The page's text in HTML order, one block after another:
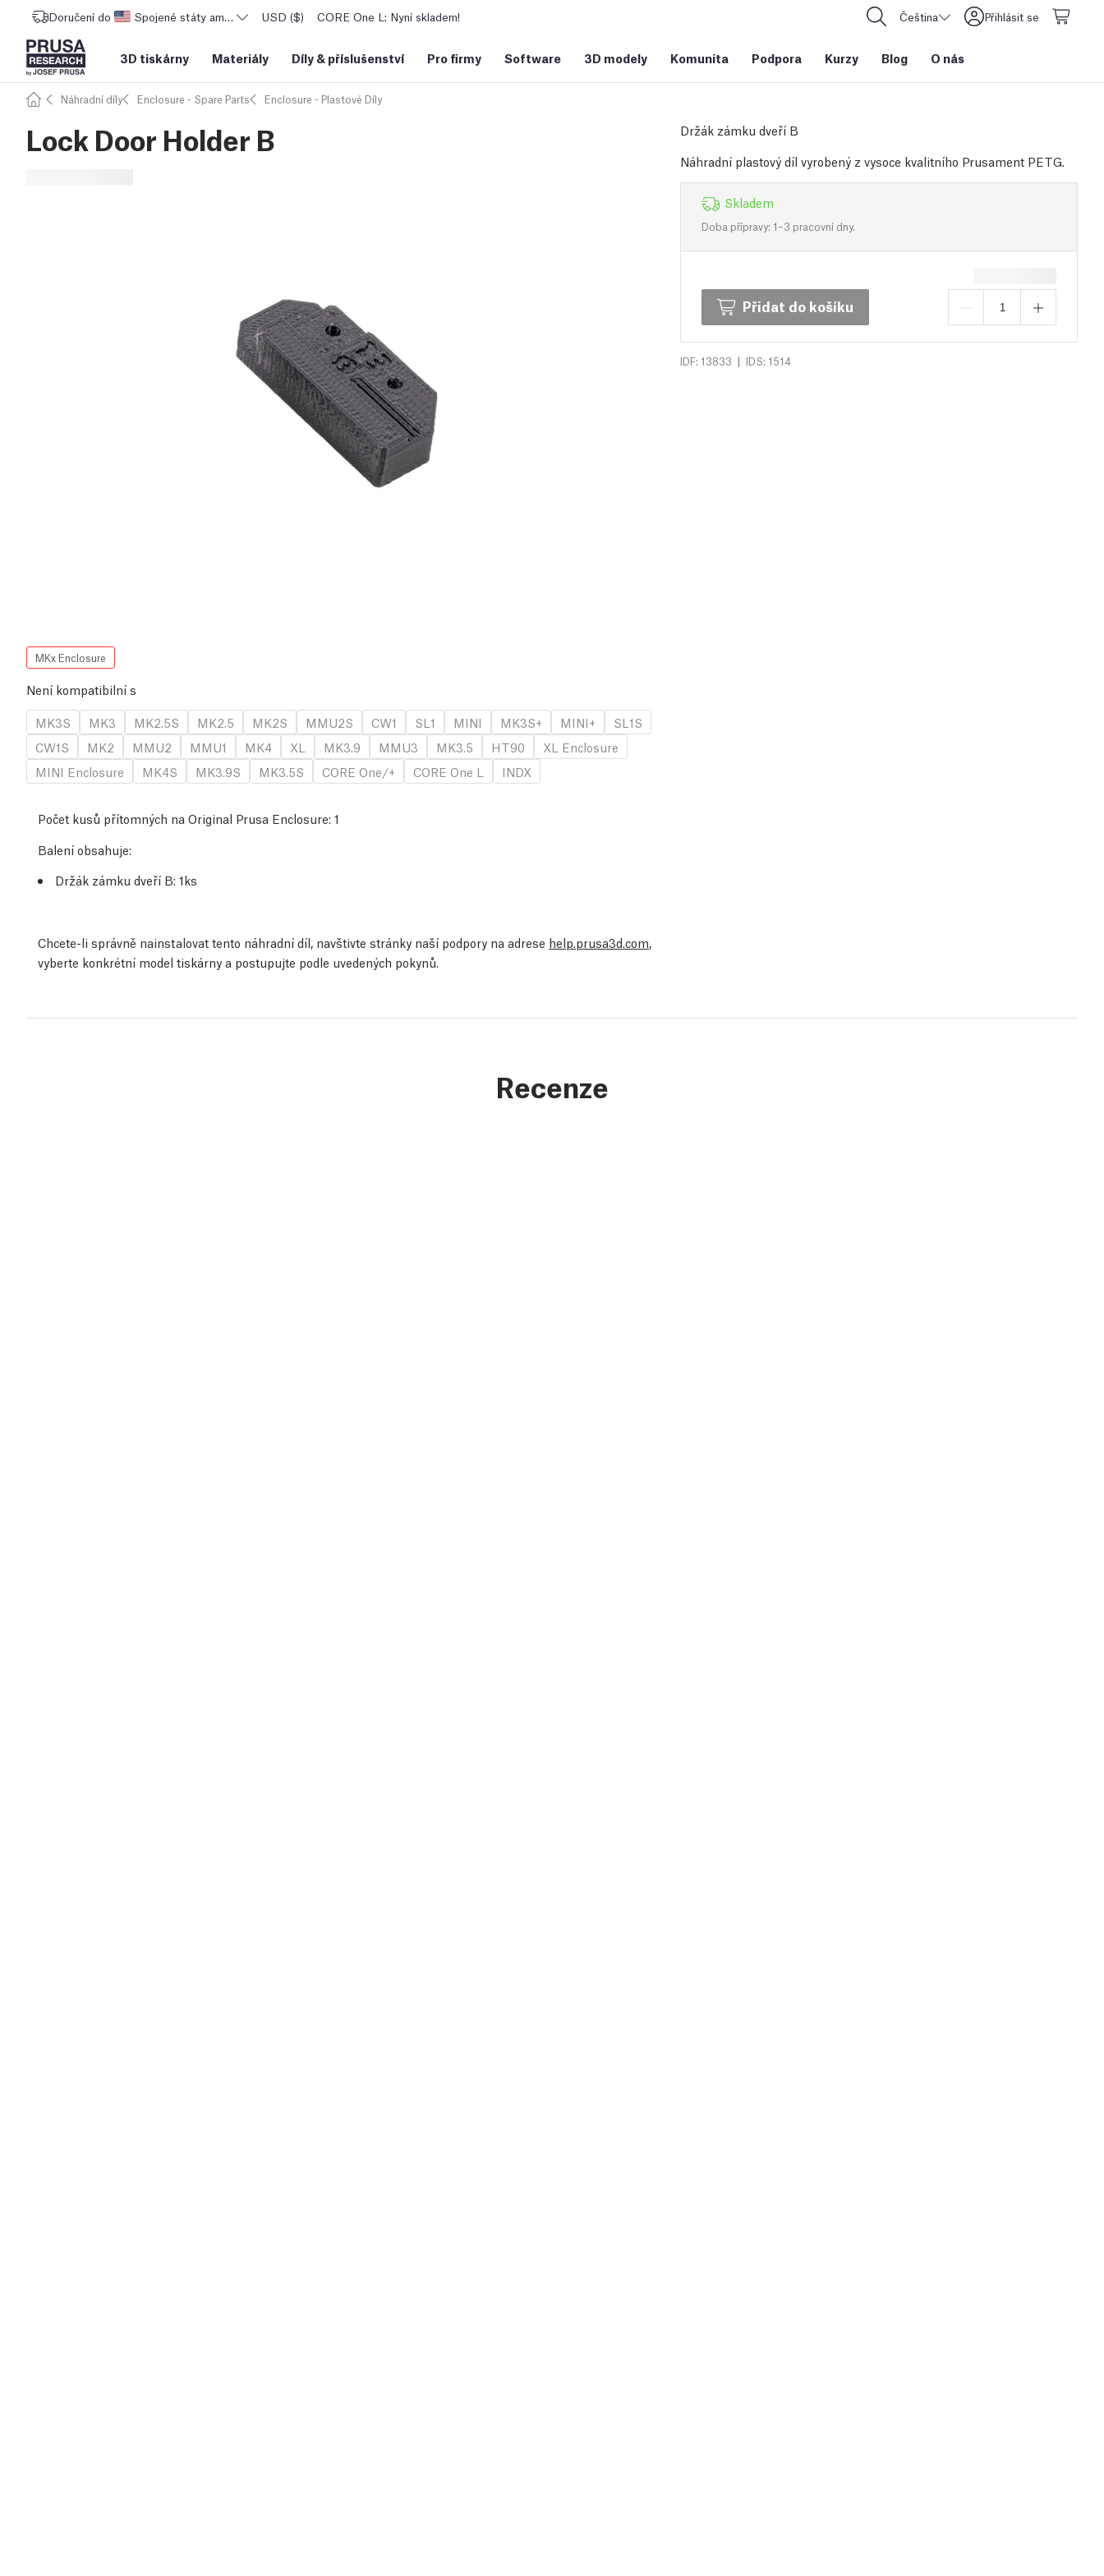
Doručení do Spojené státy americké USD ($) CORE One L: Nyní skladem! Čeština Přihlásit se
3D tiskárny Materiály Díly & příslušenství Pro firmy Software 3D modely Komunita Podpora Kurzy Blog O nás
Náhradní díly Enclosure - Spare Parts Enclosure - Plastové Díly
Lock Door Holder B
Držák zámku dveří B
Náhradní plastový díl vyrobený z vysoce kvalitního Prusament PETG.
Skladem
Doba přípravy: 1–3 pracovní dny.
Přidat do košíku
IDF: 13833 | IDS: 1514
MKx Enclosure
Není kompatibilní s
MK3S
MK3 MK2.5S MK2.5 MK2S MMU2S CW1 SL1 MINI MK3S+ MINI+
SL1S
CW1S
MK2 MMU2 MMU1 MK4 XL MK3.9 MMU3 MK3.5 HT90
XL Enclosure
MINI Enclosure
MK4S MK3.9S MK3.5S CORE One/+ CORE One L INDX
Počet kusů přítomných na Original Prusa Enclosure: 1
Balení obsahuje:
Držák zámku dveří B: 1ks
Chcete-li správně nainstalovat tento náhradní díl, navštivte stránky naší podpory na adrese help.prusa3d.com,
vyberte konkrétní model tiskárny a postupujte podle uvedených pokynů.
Recenze